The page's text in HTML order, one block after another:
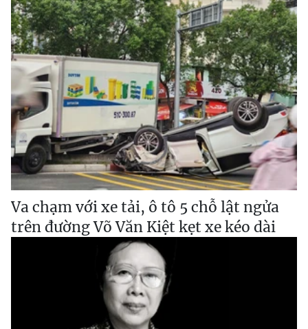
Va chạm với xe tải, ô tô 5 chỗ lật ngửa
trên đường Võ Văn Kiệt kẹt xe kéo dài